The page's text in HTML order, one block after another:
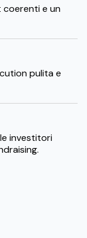
coerenti e un
pulita e
investitori